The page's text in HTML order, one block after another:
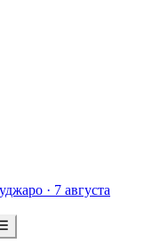
· 7 августа